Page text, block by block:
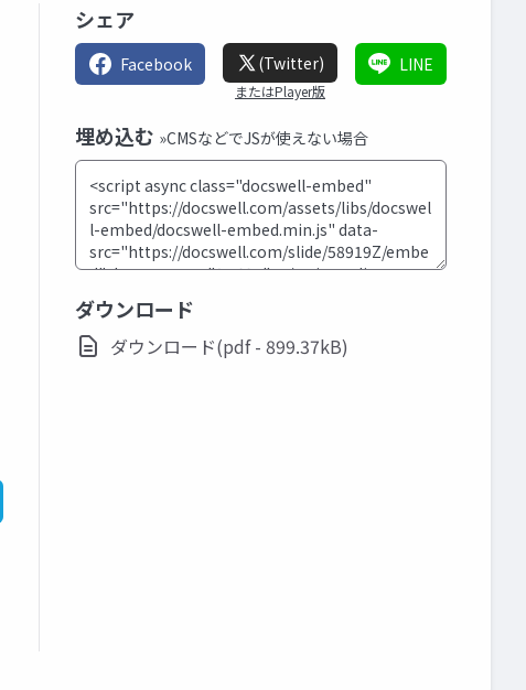
シェア
Facebook (Twitter)
またはPlayer版
LINE
埋め込む »CMSなどでJSが使えない場合
ダウンロード
ダウンロード(pdf - 899.37kB)